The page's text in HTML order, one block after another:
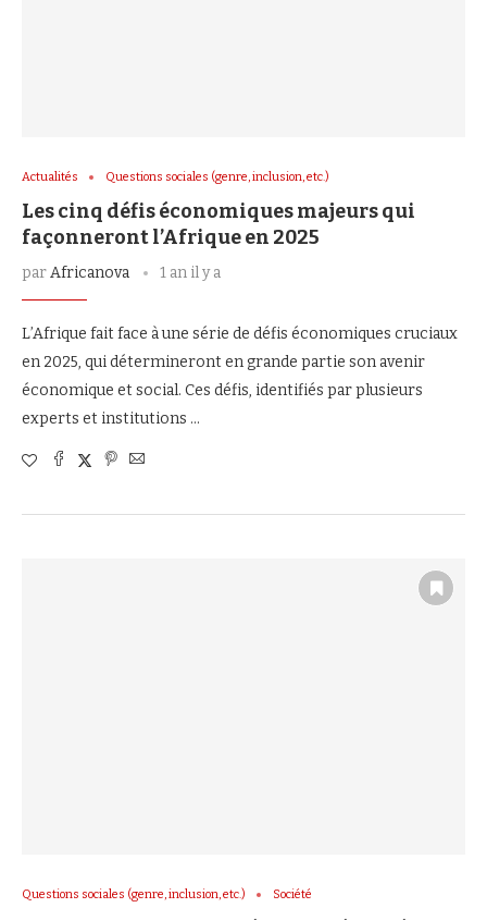
Actualités Questions sociales (genre, inclusion, etc.)
Les cinq défis économiques majeurs qui
façonneront l’Afrique en 2025
parAfricanova 1 an il y a
L’Afrique fait face à une série de défis économiques cruciaux
en 2025, qui détermineront en grande partie son avenir
économique et social. Ces défis, identifiés par plusieurs
experts et institutions …
Questions sociales (genre, inclusion, etc.) Société